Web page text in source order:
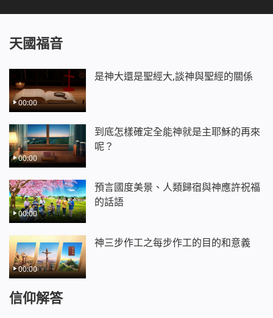
天國福音
00:00
是神大還是聖經大,談神與聖經的關係
00:00
到底怎樣確定全能神就是主耶穌的再來
呢？
00:00
預言國度美景、人類歸宿與神應許祝福
的話語
00:00
神三步作工之每步作工的目的和意義
信仰解答